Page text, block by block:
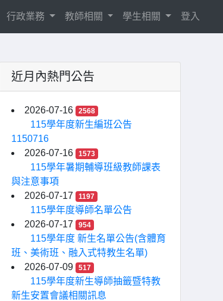
行政業務 教師相關 學生相關 登入
近月內熱門公告
2026-07-16 2568
115學年度新生編班公告
1150716
2026-07-16
1573
115學年暑期輔導班級教師課表
與注意事項
2026-07-17
1197
115學年度導師名單公告
2026-07-17
954
115學年度 新生名單公告(含體育
班、美術班、融入式特教生名單)
2026-07-09
517
115學年度新生導師抽籤暨特教
新生安置會議相關訊息